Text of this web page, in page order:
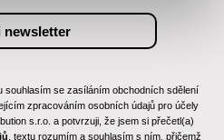
souhlasím se zasíláním obchodních sdělení
zpracováním osobních údajů pro účely
s.r.o. a potvrzuji, že jsem si přečetl(a)
, textu rozumím a souhlasím s ním, přičemž